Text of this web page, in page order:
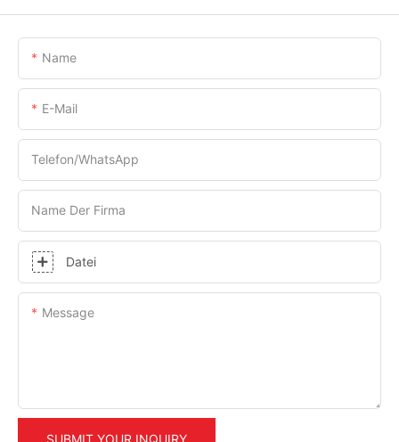
Name
E-Mail
Telefon/WhatsApp
Name Der Firma
Datei
Message
SUBMIT YOUR INQUIRY